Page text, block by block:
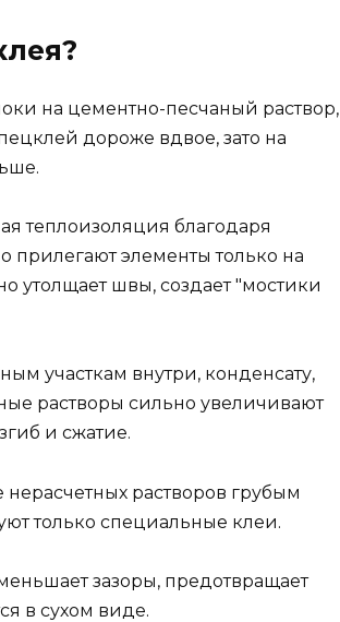
на цементно-песчаный раствор,
дороже вдвое, зато на
теплоизоляция благодаря
прилегают элементы только на
утолщает швы, создает "мостики
участкам внутри, конденсату,
растворы сильно увеличивают
и сжатие.
растворов грубым
только специальные клеи.
зазоры, предотвращает
в сухом виде.